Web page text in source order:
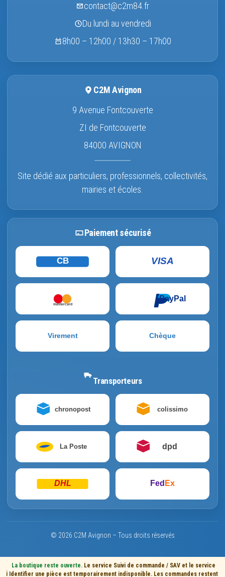
contact@c2m84.fr
Du lundi au vendredi
8h00 – 12h00 / 13h30 – 17h00
C2M Avignon
9 Avenue Fontcouverte
ZI de Fontcouverte
84000 AVIGNON
Site dédié aux particuliers, professionnels, collectivités,
mairies et écoles.
Paiement sécurisé
CB VISA
mastercard
PayPal
Virement Chèque
Transporteurs
chronopost colissimo
La Poste dpd
DHL Fed Ex
© 2026 C2M Avignon – Tous droits réservés
ℹ️
La boutique reste ouverte.Le service Suivi de commande / SAV et le service
Identifier une pièce est temporairement indisponible. Les commandes restent